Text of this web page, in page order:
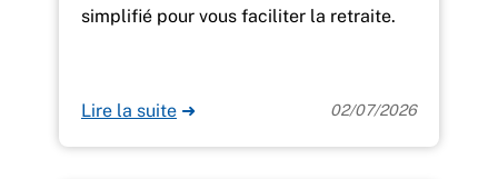
simplifié pour vous faciliter la retraite.
Lire la suite ➜ 02/07/2026